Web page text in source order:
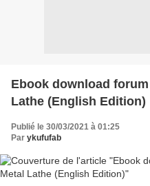
Ebook download
Lathe (English Edition)
Publié le 30/03/2021 à 01:25
Par ykufufab